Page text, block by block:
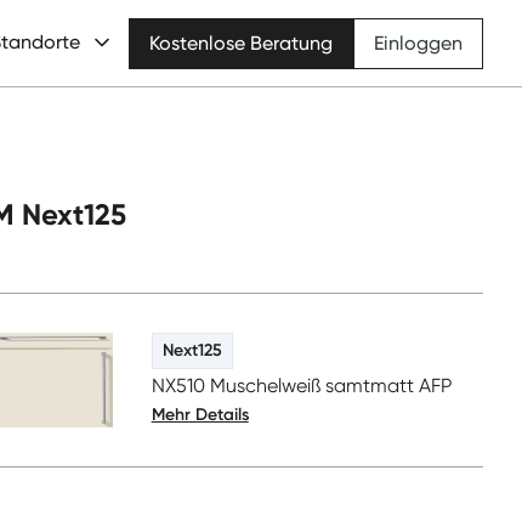
Kostenlose Beratung Einloggen
Next125
Next125
NX510 Muschelweiß samtmatt AFP
Mehr Details